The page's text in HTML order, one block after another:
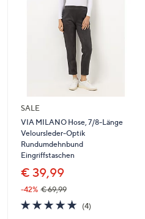
SALE
VIA MILANO Hose, 7/8-Länge
Veloursleder-Optik
Rundumdehnbund
Eingriffstaschen
€ 39,99
-42% € 69,99
5.0
von
(4)4